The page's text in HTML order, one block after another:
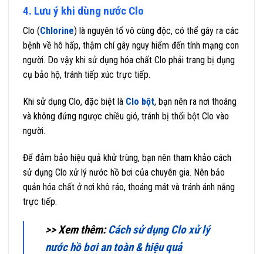
4. Lưu ý khi dùng nước Clo
Clo (Chlorine) là nguyên tố vô cùng độc, có thể gây ra các
bệnh về hô hấp, thậm chí gây nguy hiểm đến tính mạng con
người. Do vậy khi sử dụng hóa chất Clo phải trang bị dụng
cụ bảo hộ, tránh tiếp xúc trực tiếp.
Khi sử dụng Clo, đặc biệt là Clo bột, bạn nên ra nơi thoáng
và không đứng ngược chiều gió, tránh bị thổi bột Clo vào
người.
Để đảm bảo hiệu quả khử trùng, bạn nên tham khảo cách
sử dụng Clo xử lý nước hồ bơi của chuyên gia. Nên bảo
quản hóa chất ở nơi khô ráo, thoáng mát và tránh ánh nắng
trực tiếp.
>> Xem thêm:Cách sử dụng Clo xử lý
nước hồ bơi an toàn & hiệu quả